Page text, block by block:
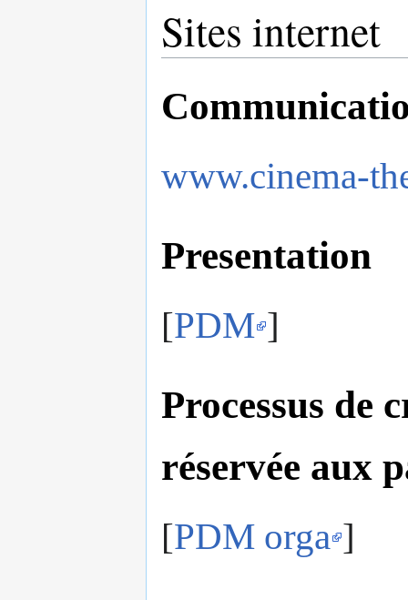
Sites internet
www.cinema-
Presentation
[PDM ]
Processus de
réservée aux
[PDM orga ]